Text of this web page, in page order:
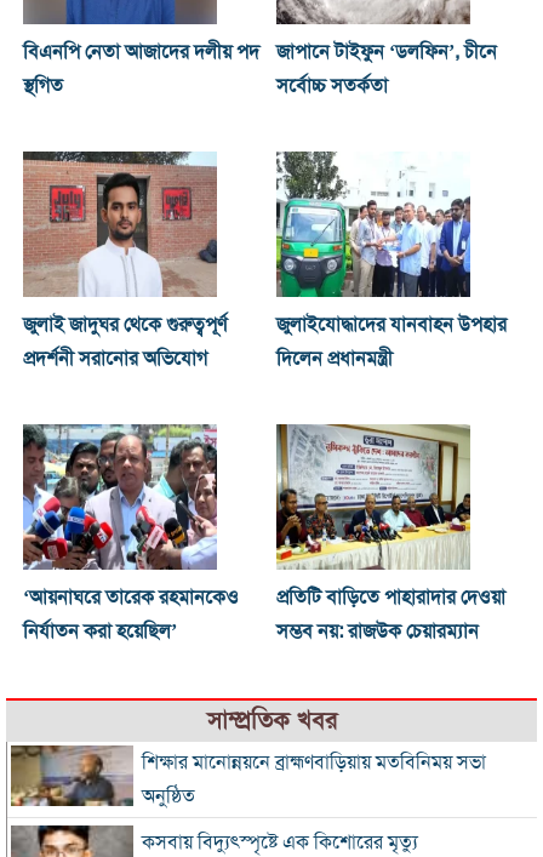
বিএনপি নেতা আজাদের দলীয় পদ
স্থগিত
জাপানে টাইফুন ‘ডলফিন’, চীনে
সর্বোচ্চ সতর্কতা
জুলাই জাদুঘর থেকে গুরুত্বপূর্ণ
প্রদর্শনী সরানোর অভিযোগ
জুলাইযোদ্ধাদের যানবাহন উপহার
দিলেন প্রধানমন্ত্রী
‘আয়নাঘরে তারেক রহমানকেও
নির্যাতন করা হয়েছিল’
প্রতিটি বাড়িতে পাহারাদার দেওয়া
সম্ভব নয়: রাজউক চেয়ারম্যান
সাম্প্রতিক খবর
শিক্ষার মানোন্নয়নে ব্রাহ্মণবাড়িয়ায় মতবিনিময় সভা
অনুষ্ঠিত
কসবায় বিদ্যুৎস্পৃষ্টে এক কিশোরের মৃত্যু